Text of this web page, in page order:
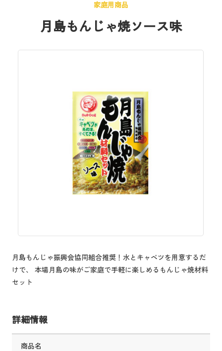
家庭用商品
月島もんじゃ焼ソース味
月島もんじゃ振興会協同組合推奨！水とキャベツを用意するだ
けで、 本場月島の味がご家庭で手軽に楽しめるもんじゃ焼材料
セット
詳細情報
商品名